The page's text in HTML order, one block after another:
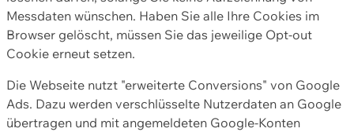
Messdaten wünschen. Haben Sie alle Ihre Cookies im
Browser gelöscht, müssen Sie das jeweilige Opt-out
Cookie erneut setzen.
Die Webseite nutzt "erweiterte Conversions" von Google
Ads. Dazu werden verschlüsselte Nutzerdaten an Google
übertragen und mit angemeldeten Google-Konten